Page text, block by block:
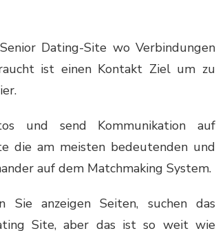
Dating-Site wo Verbindungen
ist einen Kontakt Ziel um zu
und send Kommunikation auf
die am meisten bedeutenden und
auf dem Matchmaking System.
Sie anzeigen Seiten, suchen das
Site, aber das ist so weit wie